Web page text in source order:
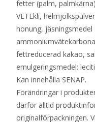
fetter (palm,
VETEkli,
honung,
fettreducerad kakao,
emulgeringsmedel:
Kan innehålla SENAP.
Förändringar i
därför alltid
originalförpackningen.